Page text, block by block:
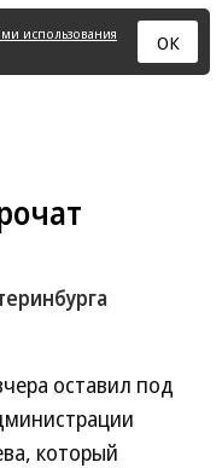
использования
ОК
оставил под
который